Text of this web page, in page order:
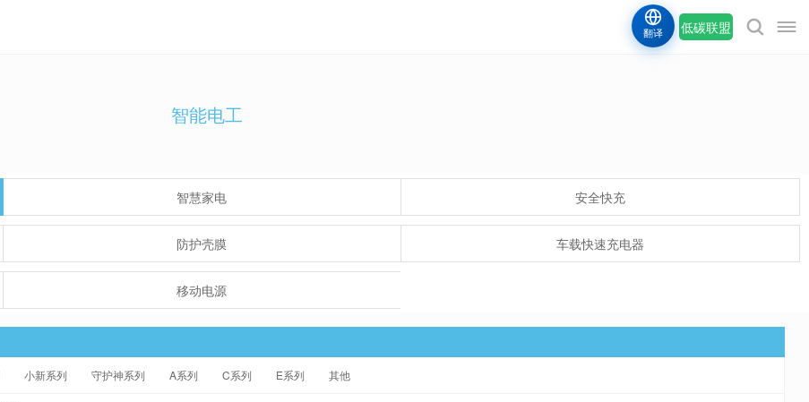
低碳联盟
翻译
智能电工
智慧家电 安全快充
防护壳膜 车载快速充电器
移动电源
小新系列 守护神系列 A系列 C系列 E系列 其他